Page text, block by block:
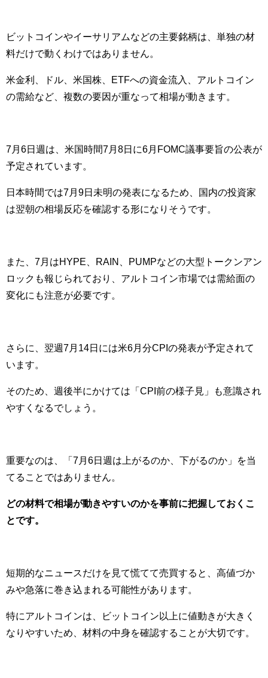
ビットコインやイーサリアムなどの主要銘柄は、単独の材
料だけで動くわけではありません。
米金利、ドル、米国株、ETFへの資金流入、アルトコイン
の需給など、複数の要因が重なって相場が動きます。
7月6日週は、米国時間7月8日に6月FOMC議事要旨の公表が
予定されています。
日本時間では7月9日未明の発表になるため、国内の投資家
は翌朝の相場反応を確認する形になりそうです。
また、7月はHYPE、RAIN、PUMPなどの大型トークンアン
ロックも報じられており、アルトコイン市場では需給面の
変化にも注意が必要です。
さらに、翌週7月14日には米6月分CPIの発表が予定されて
います。
そのため、週後半にかけては「CPI前の様子見」も意識され
やすくなるでしょう。
重要なのは、「7月6日週は上がるのか、下がるのか」を当
てることではありません。
どの材料で相場が動きやすいのかを事前に把握しておくこ
とです。
短期的なニュースだけを見て慌てて売買すると、高値づか
みや急落に巻き込まれる可能性があります。
特にアルトコインは、ビットコイン以上に値動きが大きく
なりやすいため、材料の中身を確認することが大切です。